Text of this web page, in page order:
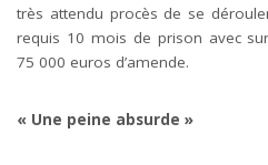
très attendu procès de se
requis 10 mois de prison avec
75 000 euros d’amende.
« Une peine absurde »